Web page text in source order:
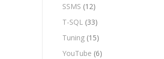
SSMS (12)
T-SQL (33)
Tuning (15)
YouTube (6)